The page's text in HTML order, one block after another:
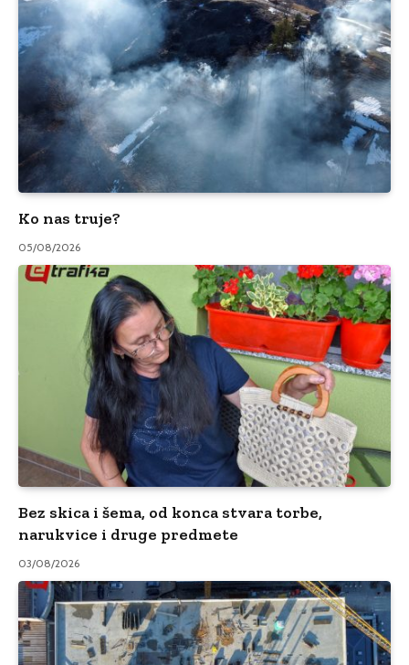
Ko nas truje?
05/08/2026
Bez skica i šema, od konca stvara torbe,
narukvice i druge predmete
03/08/2026